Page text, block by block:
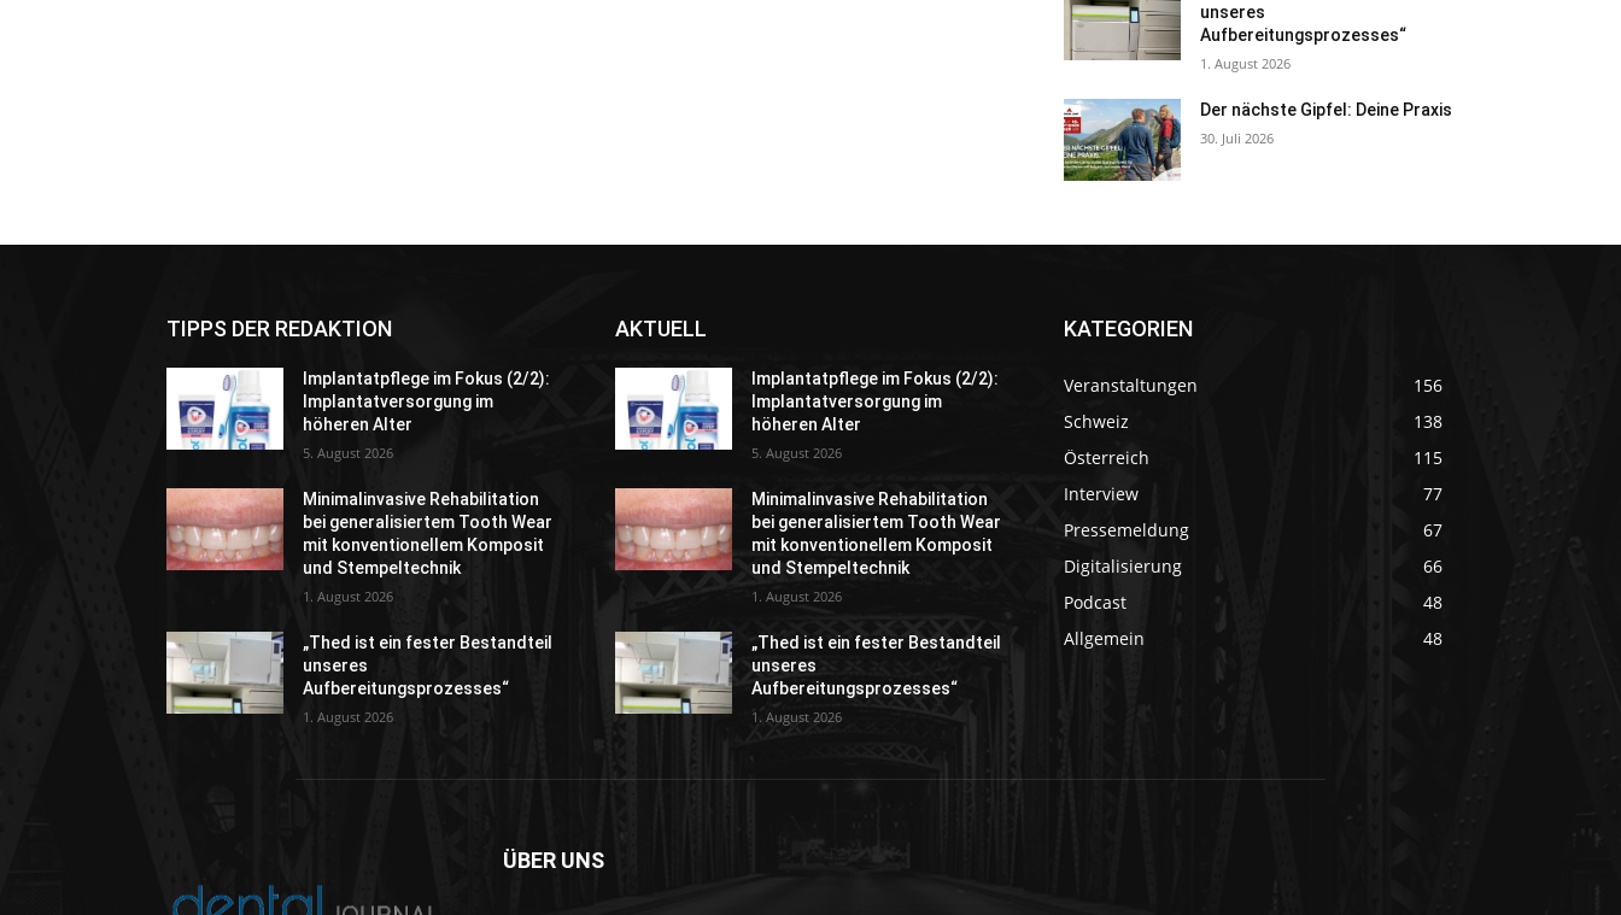
unseres
Aufbereitungsprozesses“
1. August 2026
Der nächste Gipfel: Deine Praxis
30. Juli 2026
TIPPS DER REDAKTION
Implantatpflege im Fokus (2/2):
Implantatversorgung im
höheren Alter
5. August 2026
Minimalinvasive Rehabilitation
bei generalisiertem Tooth Wear
mit konventionellem Komposit
und Stempeltechnik
1. August 2026
„Thed ist ein fester Bestandteil
unseres
Aufbereitungsprozesses“
1. August 2026
AKTUELL
Implantatpflege im Fokus (2/2):
Implantatversorgung im
höheren Alter
5. August 2026
Minimalinvasive Rehabilitation
bei generalisiertem Tooth Wear
mit konventionellem Komposit
und Stempeltechnik
1. August 2026
„Thed ist ein fester Bestandteil
unseres
Aufbereitungsprozesses“
1. August 2026
KATEGORIEN
Veranstaltungen
156
Schweiz
138
Österreich
115
Interview
77
Pressemeldung
67
Digitalisierung
66
Podcast
48
Allgemein
48
ÜBER UNS